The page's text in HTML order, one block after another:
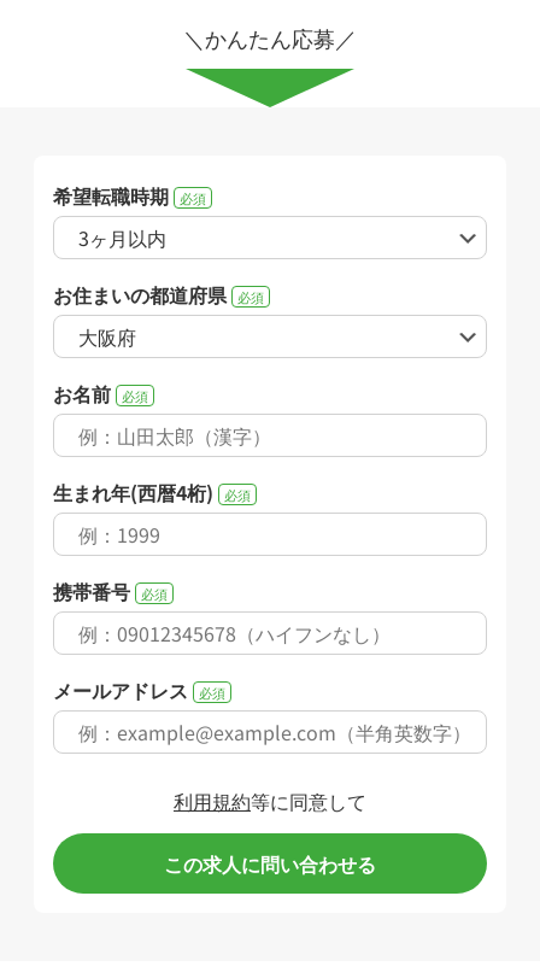
＼かんたん応募／
希望転職時期 必須
お住まいの都道府県 必須
お名前 必須
生まれ年(西暦4桁) 必須
携帯番号 必須
メールアドレス 必須
利用規約等に同意して
この求人に問い合わせる